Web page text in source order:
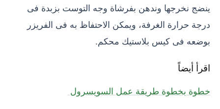
ينضج نخرجها وندهن بفرشاة وجه التوست بزبدة فى
درجة حرارة الغرفة، ويمكن الاحتفاظ به فى الفريزر
بوضعه فى كيس بلاستيك محكم.
اقرأ أيضاً
خطوة بخطوة طريقة عمل السويسرول